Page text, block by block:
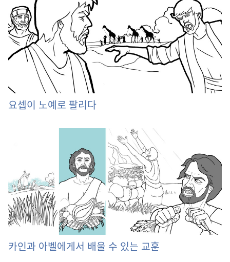
요셉이 노예로 팔리다
카인과 아벨에게서 배울 수 있는 교훈